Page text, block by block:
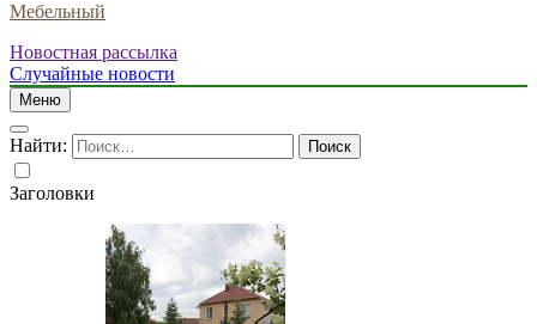
Мебельный
Новостная рассылка
Случайные новости
Меню
Найти:
Заголовки